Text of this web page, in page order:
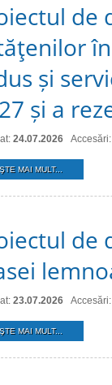
de
și
și a
24.07.2026
MAI MULT...
de
23.07.2026
MAI MULT...